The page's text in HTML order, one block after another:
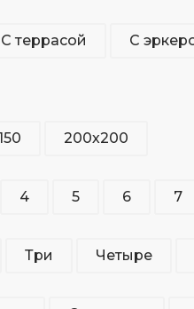
С террасой С
200х200
4 5 6 7
Три Четыре